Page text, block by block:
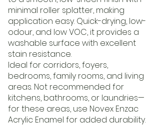
minimal roller splatter, making
application easy. Quick-drying, low-
odour, and low VOC, it provides a
washable surface with excellent
stain resistance.
Ideal for corridors, foyers,
bedrooms, family rooms, and living
areas. Not recommended for
kitchens, bathrooms, or laundries—
for these areas, use Novex Enzac
Acrylic Enamel for added durability.